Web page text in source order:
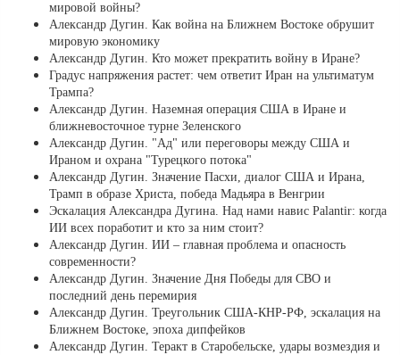
мировой войны?
Александр Дугин. Как война на Ближнем Востоке обрушит
мировую экономику
Александр Дугин. Кто может прекратить войну в Иране?
Градус напряжения растет: чем ответит Иран на ультиматум
Трампа?
Александр Дугин. Наземная операция США в Иране и
ближневосточное турне Зеленского
Александр Дугин. "Ад" или переговоры между США и
Ираном и охрана "Турецкого потока"
Александр Дугин. Значение Пасхи, диалог США и Ирана,
Трамп в образе Христа, победа Мадьяра в Венгрии
Эскалация Александра Дугина. Над нами навис Palantir: когда
ИИ всех поработит и кто за ним стоит?
Александр Дугин. ИИ – главная проблема и опасность
современности?
Александр Дугин. Значение Дня Победы для СВО и
последний день перемирия
Александр Дугин. Треугольник США-КНР-РФ, эскалация на
Ближнем Востоке, эпоха дипфейков
Александр Дугин. Теракт в Старобельске, удары возмездия и